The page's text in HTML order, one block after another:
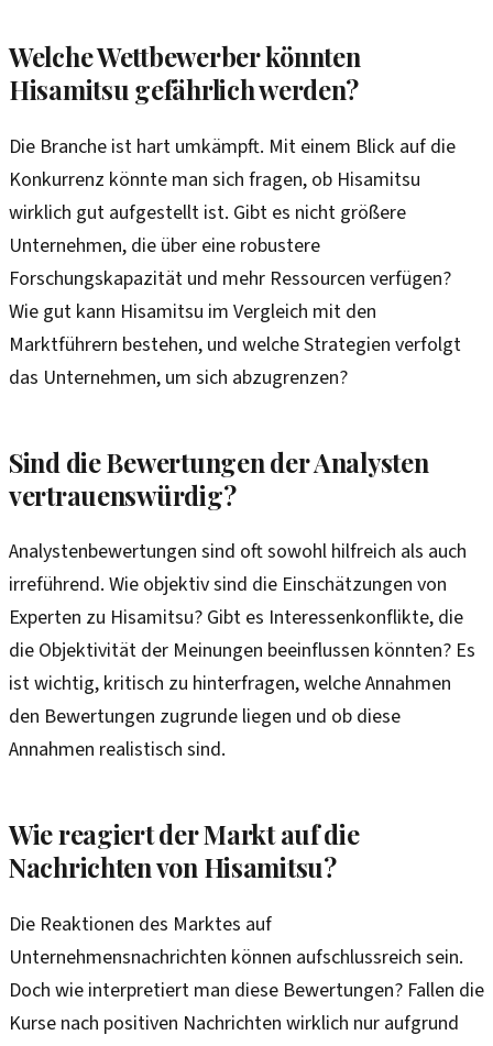
Welche Wettbewerber könnten
Hisamitsu gefährlich werden?
Die Branche ist hart umkämpft. Mit einem Blick auf die
Konkurrenz könnte man sich fragen, ob Hisamitsu
wirklich gut aufgestellt ist. Gibt es nicht größere
Unternehmen, die über eine robustere
Forschungskapazität und mehr Ressourcen verfügen?
Wie gut kann Hisamitsu im Vergleich mit den
Marktführern bestehen, und welche Strategien verfolgt
das Unternehmen, um sich abzugrenzen?
Sind die Bewertungen der Analysten
vertrauenswürdig?
Analystenbewertungen sind oft sowohl hilfreich als auch
irreführend. Wie objektiv sind die Einschätzungen von
Experten zu Hisamitsu? Gibt es Interessenkonflikte, die
die Objektivität der Meinungen beeinflussen könnten? Es
ist wichtig, kritisch zu hinterfragen, welche Annahmen
den Bewertungen zugrunde liegen und ob diese
Annahmen realistisch sind.
Wie reagiert der Markt auf die
Nachrichten von Hisamitsu?
Die Reaktionen des Marktes auf
Unternehmensnachrichten können aufschlussreich sein.
Doch wie interpretiert man diese Bewertungen? Fallen die
Kurse nach positiven Nachrichten wirklich nur aufgrund